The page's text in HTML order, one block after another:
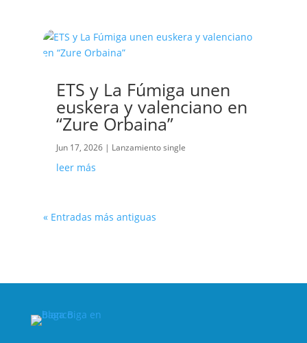
ETS y La Fúmiga unen
euskera y valenciano en
“Zure Orbaina”
Jun 17, 2026| Lanzamiento single
leer más
« Entradas más antiguas